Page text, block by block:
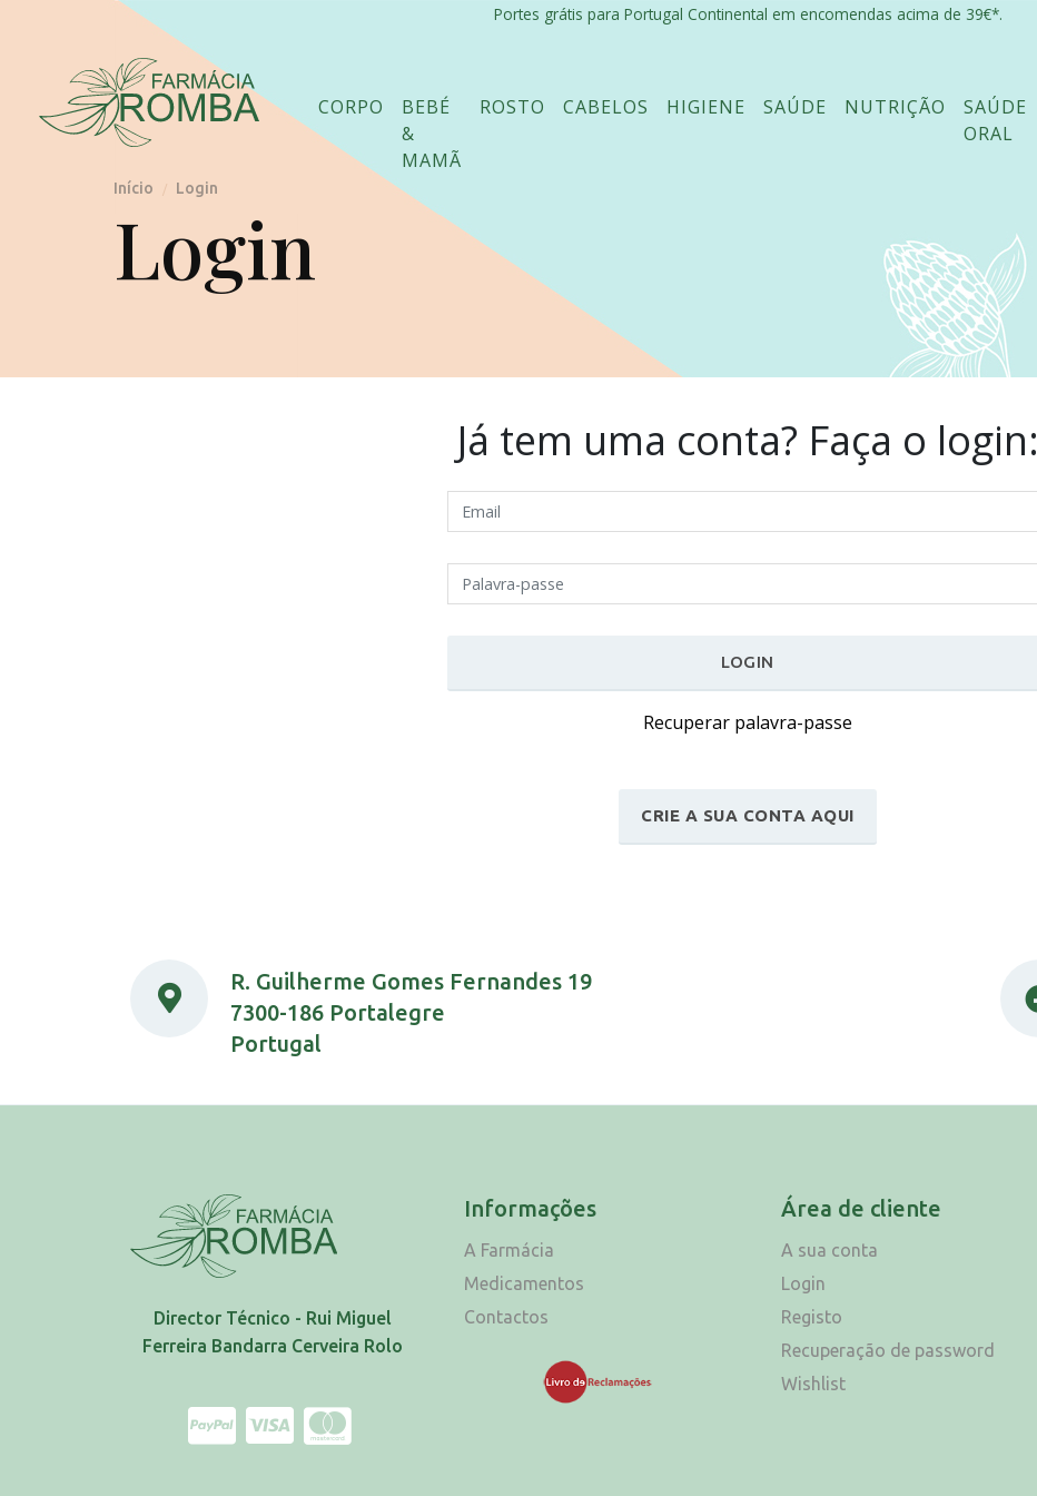
Portes grátis para Portugal Continental em encomendas acima de 39€*.
CORPO
BEBÉ
&
MAMÃ
ROSTO CABELOS HIGIENE SAÚDE NUTRIÇÃO
SAÚDE
ORAL
Início / Login
Login
Já tem uma conta? Faça o login:
LOGIN
Recuperar palavra-passe
CRIE A SUA CONTA AQUI
R. Guilherme Gomes Fernandes 19
7300-186 Portalegre
Portugal
Director Técnico - Rui Miguel
Ferreira Bandarra Cerveira Rolo
Informações
A Farmácia
Medicamentos
Contactos
Área de cliente
A sua conta
Login
Registo
Recuperação de password
Wishlist